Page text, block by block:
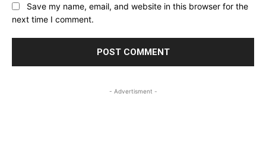
Save my name, email, and website in this browser for the
next time I comment.
- Advertisment -